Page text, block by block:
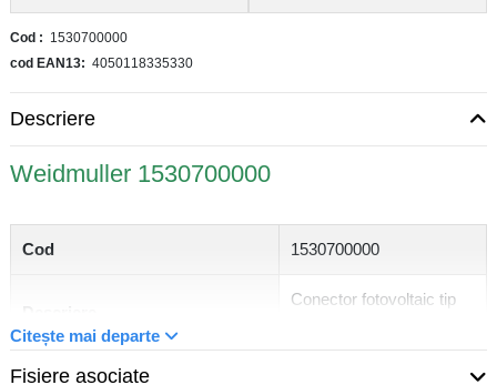
Cod
1530700000
cod EAN13
4050118335330
Descriere
Weidmuller 1530700000
Cod 1530700000
Conector fotovoltaic tip
Nivel
Citește mai departe
Fisiere asociate